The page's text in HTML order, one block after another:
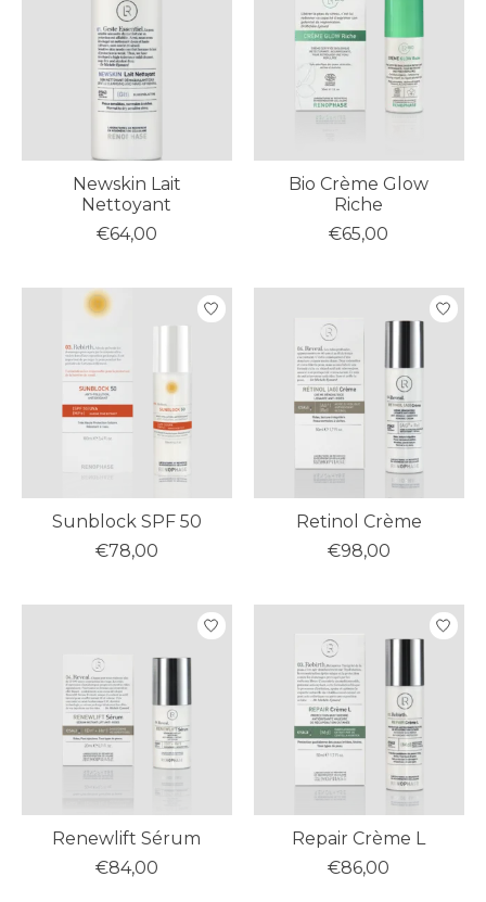
Newskin Lait
Nettoyant
€64,00
Bio Crème Glow
Riche
€65,00
Sunblock SPF 50
€78,00
Retinol Crème
€98,00
Renewlift Sérum
€84,00
Repair Crème L
€86,00